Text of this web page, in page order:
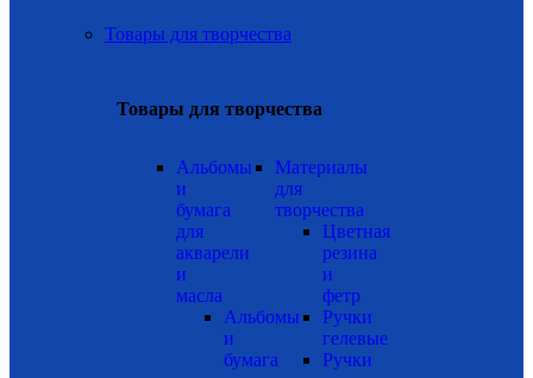
Товары для творчества
Товары для творчества
Альбомы
и
бумага
для
акварели
и
масла
Альбомы
и
бумага
Материалы
для
творчества
Цветная
резина
и
фетр
Ручки
гелевые
Ручки